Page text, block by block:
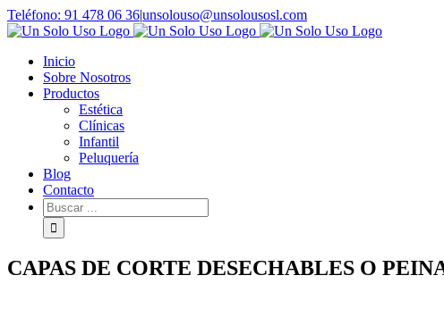
Saltar
al
Teléfono: 91 478 06 36|unsolouso@unsolousosl.com
Inicio
Sobre Nosotros
Productos
Estética
Clínicas
Infantil
Peluquería
Blog
Contacto
Buscar
por:
CAPAS DE CORTE DESECHABLES O